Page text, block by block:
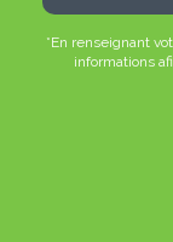
*En renseignant
informations